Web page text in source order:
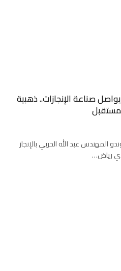
صناعة الإنجازات.. ذهبية
المهندس عبد الله الحربي بالإنجاز
رياض…